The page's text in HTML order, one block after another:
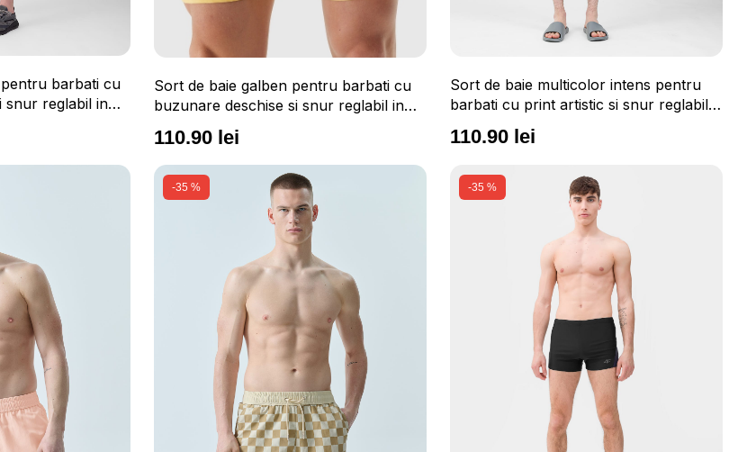
barbati cu
snur reglabil in
Sort de baie galben pentru barbati cu
buzunare deschise si snur reglabil in
110.90 lei
Sort de baie multicolor intens pentru
barbati cu print artistic si snur reglabil
110.90 lei
-35 % -35 %